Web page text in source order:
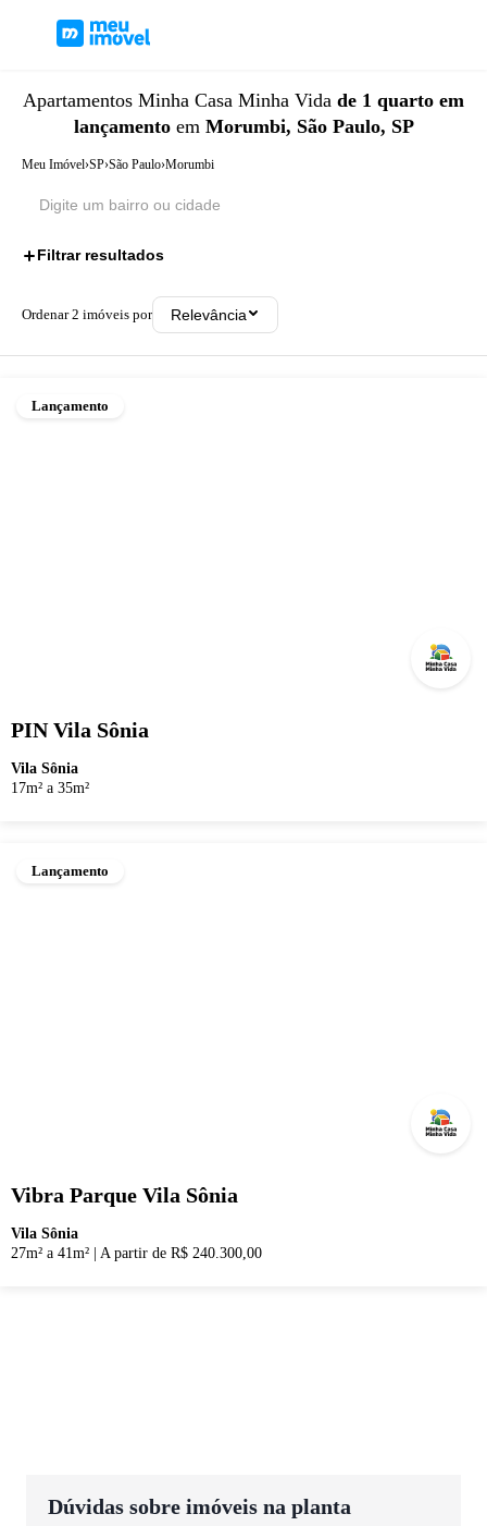
Apartamentos Minha Casa Minha Vida de 1 quarto em
lançamento em Morumbi, São Paulo, SP
Meu Imóvel›SP›São Paulo›Morumbi
Filtrar resultados
Ordenar2 imóveis por Relevância
Lançamento
PIN Vila Sônia
Vila Sônia
17m² a 35m²
Lançamento
Vibra Parque Vila Sônia
Vila Sônia
27m² a 41m²
A partir de R$ 240.300,00
Dúvidas sobre imóveis na planta